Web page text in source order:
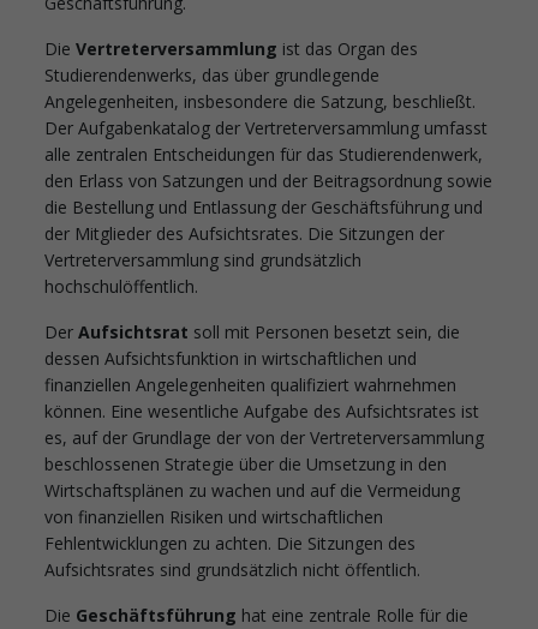
DieVertreterversammlung ist das Organ des
Studierendenwerks, das über grundlegende
Angelegenheiten, insbesondere die Satzung, beschließt.
Der Aufgabenkatalog der Vertreterversammlung umfasst
alle zentralen Entscheidungen für das Studierendenwerk,
den Erlass von Satzungen und der Beitragsordnung sowie
die Bestellung und Entlassung der Geschäftsführung und
der Mitglieder des Aufsichtsrates. Die Sitzungen der
Vertreterversammlung sind grundsätzlich
hochschulöffentlich.
DerAufsichtsrat soll mit Personen besetzt sein, die
dessen Aufsichtsfunktion in wirtschaftlichen und
finanziellen Angelegenheiten qualifiziert wahrnehmen
können. Eine wesentliche Aufgabe des Aufsichtsrates ist
es, auf der Grundlage der von der Vertreterversammlung
beschlossenen Strategie über die Umsetzung in den
Wirtschaftsplänen zu wachen und auf die Vermeidung
von finanziellen Risiken und wirtschaftlichen
Fehlentwicklungen zu achten. Die Sitzungen des
Aufsichtsrates sind grundsätzlich nicht öffentlich.
Die Geschäftsführung hat eine zentrale Rolle für die